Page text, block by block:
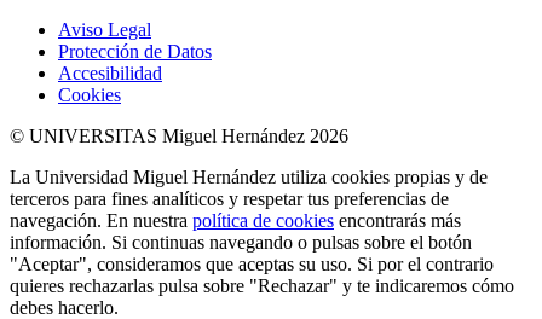
Aviso Legal
Protección de Datos
Accesibilidad
Cookies
© UNIVERSITAS Miguel Hernández 2026
La Universidad Miguel Hernández utiliza cookies propias y de
terceros para fines analíticos y respetar tus preferencias de
navegación. En nuestra política de cookies encontrarás más
información. Si continuas navegando o pulsas sobre el botón
"Aceptar", consideramos que aceptas su uso. Si por el contrario
quieres rechazarlas pulsa sobre "Rechazar" y te indicaremos cómo
debes hacerlo.